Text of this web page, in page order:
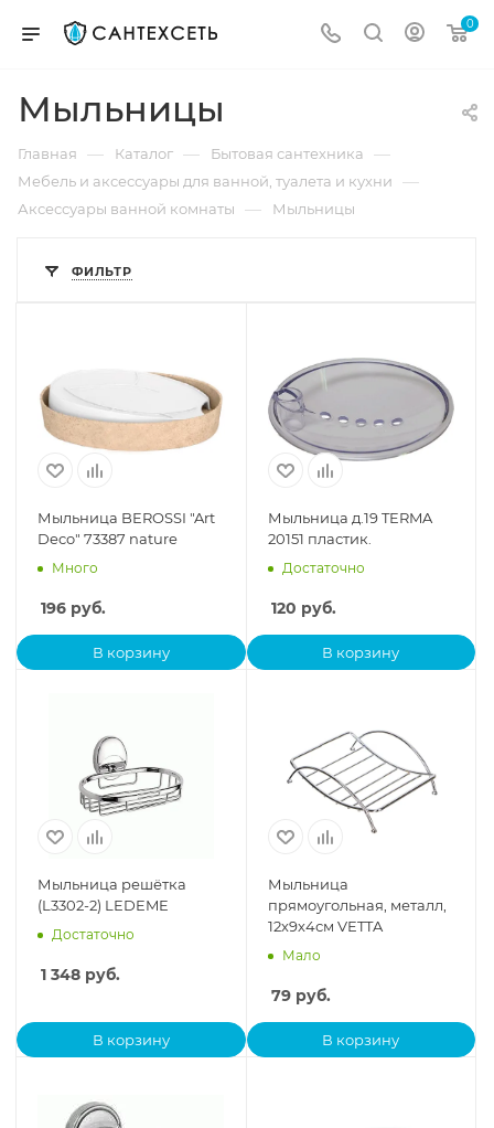
0
Мыльницы
Главная — Каталог — Бытовая сантехника —
Мебель и аксессуары для ванной, туалета и кухни —
Аксессуары ванной комнаты — Мыльницы
ФИЛЬТР
Мыльница BEROSSI "Art
Deco" 73387 nature
Много
196 руб.
В корзину
Мыльница д.19 TERMA
20151 пластик.
Достаточно
120 руб.
В корзину
Мыльница решётка
(L3302-2) LEDEME
Достаточно
1 348 руб.
В корзину
Мыльница
прямоугольная, металл,
12х9х4см VETTA
Мало
79руб.
В корзину